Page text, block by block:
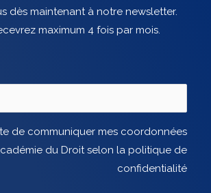
dès maintenant à notre newsletter.
maximum 4 fois par mois.
de communiquer mes coordonnées
du Droit selon la politique de
confidentialité